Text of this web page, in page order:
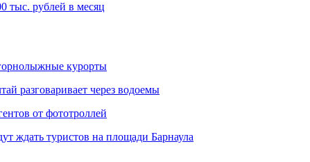
тыс. рублей в месяц
курорты
разговаривает через водоемы
от фототроллей
ждать туристов на площади Барнаула